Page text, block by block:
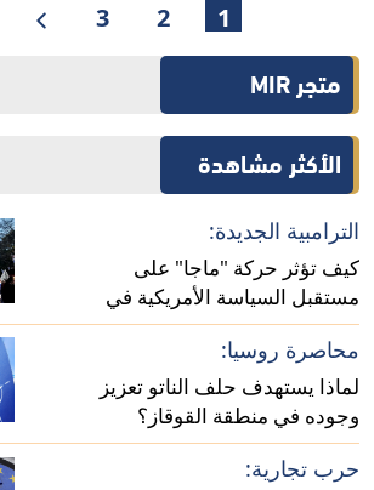
1
2
3
متجر MIR
الأكثر مشاهدة
الترامبية الجديدة:
كيف تؤثر حركة "ماجا" على
مستقبل السياسة الأمريكية في
أفريقيا؟
محاصرة روسيا:
لماذا يستهدف حلف الناتو تعزيز
وجوده في منطقة القوقاز؟
حرب تجارية: